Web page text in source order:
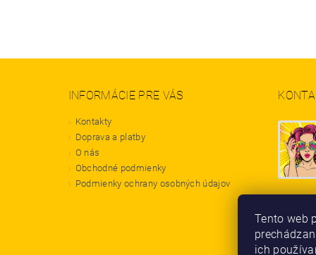
INFORMÁCIE PRE VÁS
Kontakty
Doprava a platby
O nás
Obchodné podmienky
Podmienky ochrany osobných údajov
Tento web
ich